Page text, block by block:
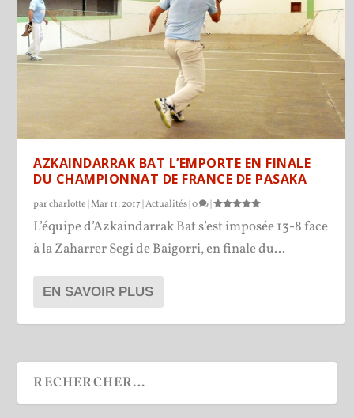
AZKAINDARRAK BAT L’EMPORTE EN FINALE
DU CHAMPIONNAT DE FRANCE DE PASAKA
parcharlotte |Mar 11, 2017 |Actualités |0 |
L’équipe d’Azkaindarrak Bat s’est imposée 13-8 face
à la Zaharrer Segi de Baigorri, en finale du...
EN SAVOIR PLUS